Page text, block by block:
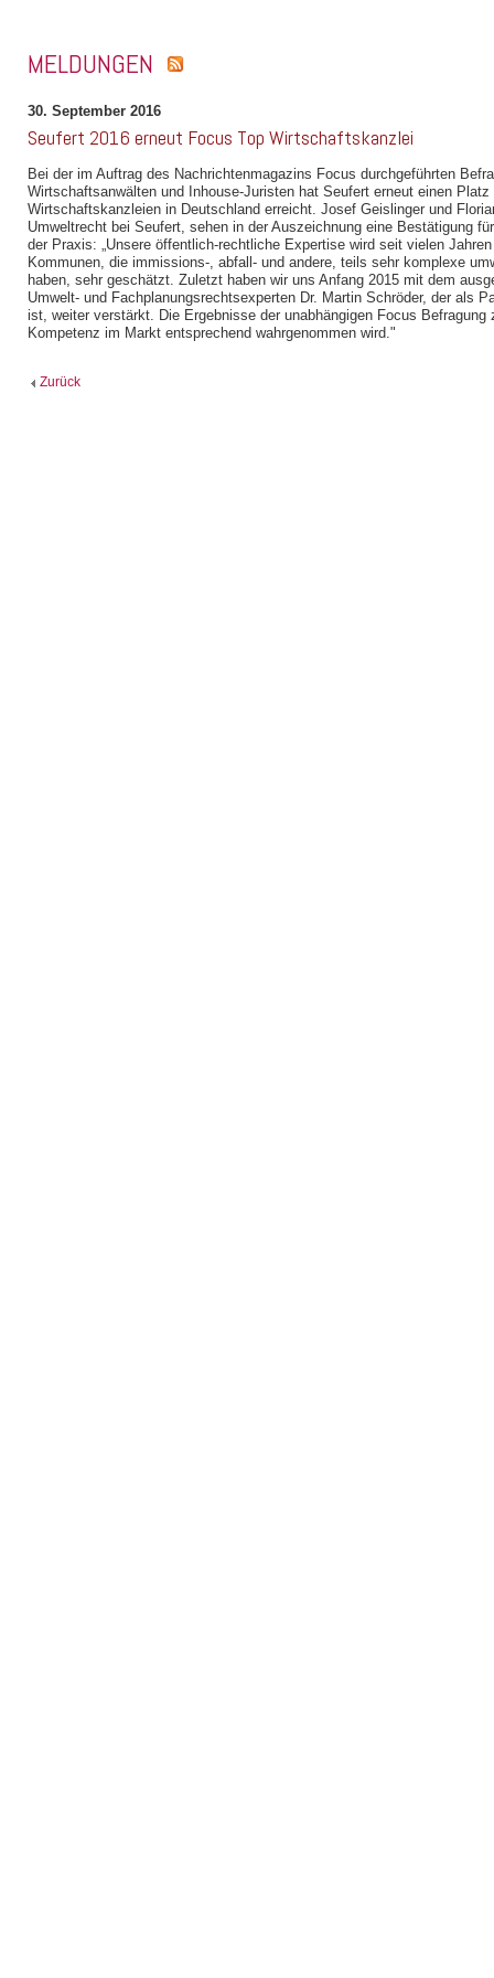
MELDUNGEN
30. September 2016
Seufert 2016 erneut Focus Top Wirtschaftskanzlei
Bei der im Auftrag des Nachrichtenmagazins Focus durchgeführten
Wirtschaftsanwälten und Inhouse-Juristen hat Seufert erneut einen
Wirtschaftskanzleien in Deutschland erreicht. Josef Geislinger und
Umweltrecht bei Seufert, sehen in der Auszeichnung eine Bestätigung
der Praxis: „Unsere öffentlich-rechtliche Expertise wird seit vielen
Kommunen, die immissions-, abfall- und andere, teils sehr komplexe
haben, sehr geschätzt. Zuletzt haben wir uns Anfang 2015 mit dem
Umwelt- und Fachplanungsrechtsexperten Dr. Martin Schröder, der als
ist, weiter verstärkt. Die Ergebnisse der unabhängigen Focus Befragung
Kompetenz im Markt entsprechend wahrgenommen wird."
Zurück